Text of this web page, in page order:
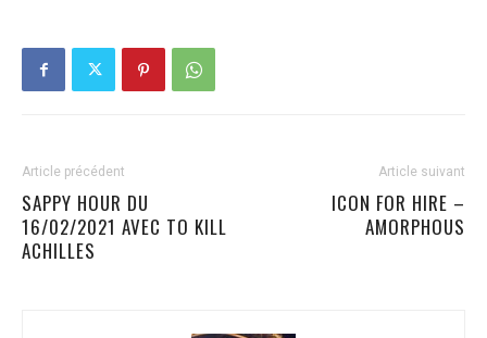
Article précédent
SAPPY HOUR DU
16/02/2021 AVEC TO KILL
ACHILLES
Article suivant
ICON FOR HIRE –
AMORPHOUS